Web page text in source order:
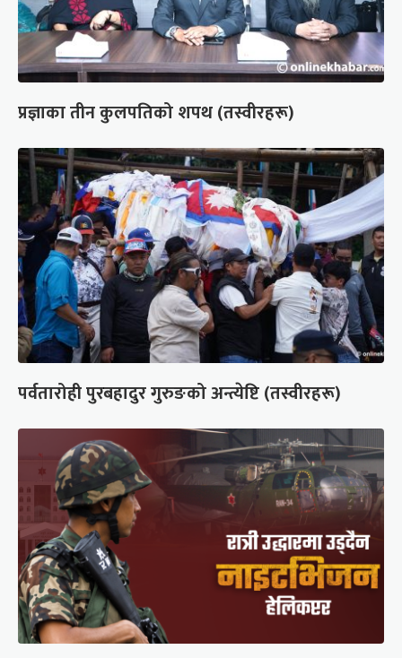
प्रज्ञाका तीन कुलपतिको शपथ (तस्वीरहरू)
पर्वतारोही पुरबहादुर गुरुङको अन्त्येष्टि (तस्वीरहरू)